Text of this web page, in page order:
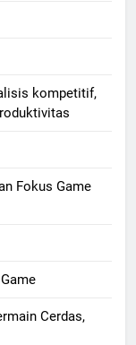
kompetitif,
Fokus Game
Cerdas,